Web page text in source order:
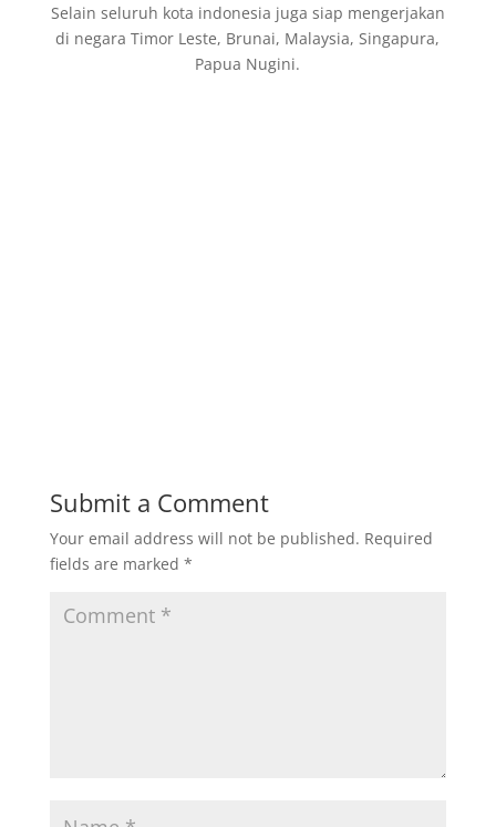
Selain seluruh kota indonesia juga siap mengerjakan
di negara Timor Leste, Brunai, Malaysia, Singapura,
Papua Nugini.
Submit a Comment
Your email address will not be published. Required
fields are marked *